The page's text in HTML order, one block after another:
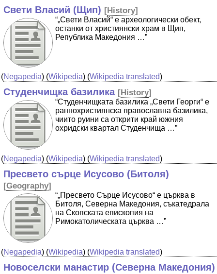
Свети Власий (Щип) [History]
“„Свети Власий“ е археологически обект,
останки от християнски храм в Щип,
Република Македония …”
(Negapedia) (Wikipedia) (Wikipedia translated)
Студенчищка базилика [History]
“Студенчищката базилика „Свети Георги“ е
раннохристиянска православна базилика,
чиито руини са открити край южния
охридски квартал Студенчища …”
(Negapedia) (Wikipedia) (Wikipedia translated)
Пресвето сърце Исусово (Битоля)
[Geography]
“„Пресвето Сърце Исусово“ е църква в
Битоля, Северна Македония, съкатедрала
на Скопската епископия на
Римокатолическата църква …”
(Negapedia) (Wikipedia) (Wikipedia translated)
Новоселски манастир (Северна Македония)